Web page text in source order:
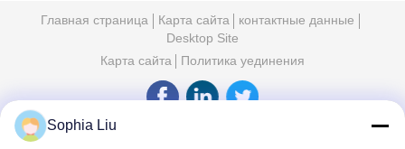
розничной торговли
и ювелирного
Главная страница Карта сайта
контактные данные
Desktop Site
Карта сайта
Политика уединения
Качество
Sophia Liu